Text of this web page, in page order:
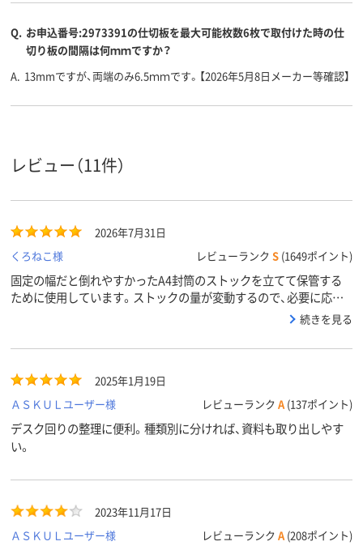
Q. お申込番号:2973391の仕切板を最大可能枚数6枚で取付けた時の仕
切り板の間隔は何ｍｍですか？
A. 13mmですが、両端のみ6.5ｍｍです。【2026年5月8日メーカー等確認】
レビュー（11件）
2026年7月31日
くろねこ様
レビューランク S (1649ポイント)
固定の幅だと倒れやすかったA4封筒のストックを立てて保管する
ために使用しています。ストックの量が変動するので、必要に応じ
続きを見る
2025年1月19日
ＡＳＫＵＬユーザー様
レビューランク A (137ポイント)
デスク回りの整理に便利。種類別に分ければ、資料も取り出しやす
い。
2023年11月17日
ＡＳＫＵＬユーザー様
レビューランク A (208ポイント)